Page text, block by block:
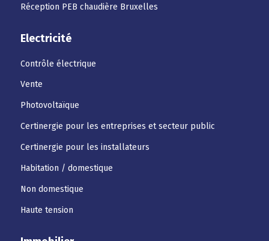
Réception PEB chaudière Bruxelles
Electricité
Contrôle électrique
Vente
Photovoltaïque
Certinergie pour les entreprises et secteur public
Certinergie pour les installateurs
Habitation / domestique
Non domestique
Haute tension